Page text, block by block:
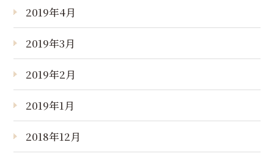
2019年4月
2019年3月
2019年2月
2019年1月
2018年12月